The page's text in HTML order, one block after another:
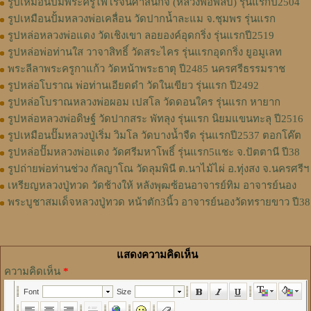
รูปเหมือนปั้มหลวงพ่อเคลื่อน วัดปากน้ำละแม จ.ชุมพร รุ่นแรก
รูปหล่อหลวงพ่อแดง วัดเชิงเขา ลอยองค์อุดกริ่ง รุ่นแรกปี2519
รูปหล่อพ่อท่านใส วาจาสิทธิ์ วัดสระไคร รุ่นแรกอุดกริ่ง ยูอมูเลท
พระลีลาพระครูกาแก้ว วัดหน้าพระธาตุ ปี2485 นครศรีธรรมราช
รูปหล่อโบราณ พ่อท่านเอียดดำ วัดในเขียว รุ่นแรก ปี2492
รูปหล่อโบราณหลวงพ่อผอม เปสโล วัดดอนใคร รุ่นแรก หายาก
รูปหล่อหลวงพ่อดิษฐ์ วัดปากสระ พัทลุง รุ่นแรก นิยมแขนทะลุ ปี2516
รูปเหมือนปั๊มหลวงปู่เริ่ม วิมโล วัดบางน้ำจืด รุ่นแรกปี2537 ตอกโค๊ต
รูปหล่อปั๊มหลวงพ่อแดง วัดศรีมหาโพธิ์ รุ่นแรก5แชะ จ.ปัตตานี ปี38
รูปถ่ายพ่อท่านช่วง กัลญาโณ วัดลุมพินี ต.นาไม้ไผ่ อ.ทุ่งสง จ.นครศรีฯ
เหรียญหลวงปู่ทวด วัดช้างให้ หลังพุฒซ้อนอาจารย์ทิม อาจารย์นอง
พระบูชาสมเด็จหลวงปู่ทวด หน้าตัก3นิ้ว อาจารย์นองวัดทรายขาว ปี38
แสดงความคิดเห็น
ความคิดเห็น *